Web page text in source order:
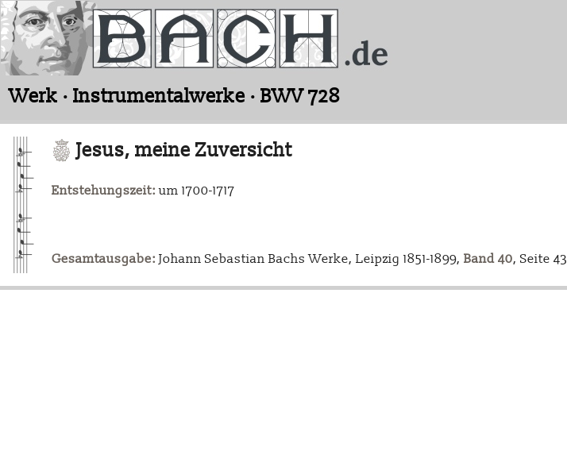
Werk · Instrumentalwerke · BWV 728
Jesus, meine Zuversicht
Entstehungszeit: um 1700-1717
Gesamtausgabe: Johann Sebastian Bachs Werke, Leipzig 1851-1899, Band 40, Seite 43